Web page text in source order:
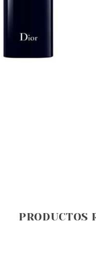
PRODUCTOS